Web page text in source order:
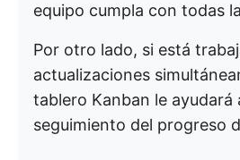
equipo cumpla con todas
Por otro lado, si está
actualizaciones
tablero Kanban le ayudará
seguimiento del progreso